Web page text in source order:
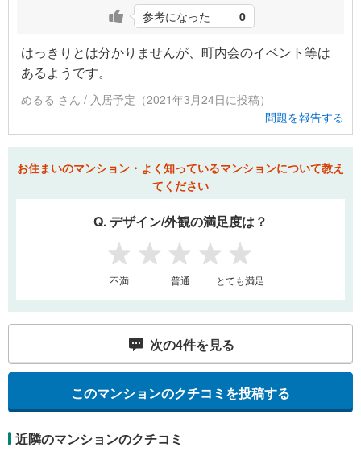
参考になった 0
はっきりとは分かりませんが、町内会のイベント等は
あるようです。
めるる さん / 入居予定（2021年3月24日に投稿）
問題を報告する
お住まいのマンション・よく知っているマンションについて教え
てください
Q. デザイン/外観の満足度は？
1 2 3 4 5
不満 普通 とても満足
次の4件を見る
このマンションのクチコミを投稿する
近隣のマンションのクチコミ